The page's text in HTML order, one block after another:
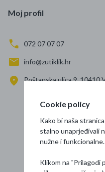
Moj profil
072 07 07 07
info@zutiklik.hr
Poštanska ulica 9, 10410
Cookie policy
Kako bi naša
stalno unaprjeđivali
nužne i funkcionalne.
Klikom na "Prilagodi